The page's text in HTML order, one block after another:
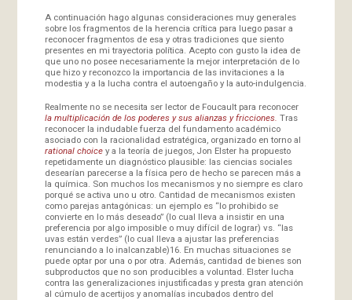
A continuación hago algunas consideraciones muy generales
sobre los fragmentos de la herencia crítica para luego pasar a
reconocer fragmentos de esa y otras tradiciones que siento
presentes en mi trayectoria política. Acepto con gusto la idea de
que uno no posee necesariamente la mejor interpretación de lo
que hizo y reconozco la importancia de las invitaciones a la
modestia y a la lucha contra el autoengaño y la auto-indulgencia.
Realmente no se necesita ser lector de Foucault para reconocer
la multiplicación de los poderes y sus alianzas y fricciones. Tras
reconocer la indudable fuerza del fundamento académico
asociado con la racionalidad estratégica, organizado en torno al
rational choicey a la teoría de juegos, Jon Elster ha propuesto
repetidamente un diagnóstico plausible: las ciencias sociales
desearían parecerse a la física pero de hecho se parecen más a
la química. Son muchos los mecanismos y no siempre es claro
porqué se activa uno u otro. Cantidad de mecanismos existen
como parejas antagónicas: un ejemplo es “lo prohibido se
convierte en lo más deseado” (lo cual lleva a insistir en una
preferencia por algo imposible o muy difícil de lograr) vs. “las
uvas están verdes” (lo cual lleva a ajustar las preferencias
renunciando a lo inalcanzable)16. En muchas situaciones se
puede optar por una o por otra. Además, cantidad de bienes son
subproductos que no son producibles a voluntad. Elster lucha
contra las generalizaciones injustificadas y presta gran atención
al cúmulo de acertijos y anomalías incubados dentro del